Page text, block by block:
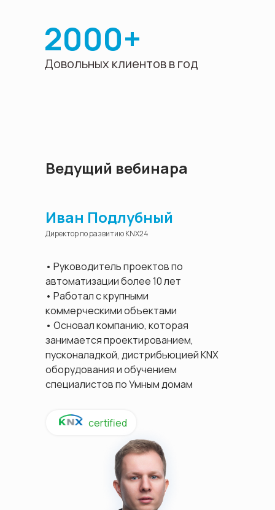
2000+
Довольных клиентов в год
Ведущий вебинара
Иван Подлубный
Директор по развитию KNX24
• Руководитель проектов по
автоматизации более 10 лет
• Работал с крупными
коммерческими объектами
• Основал компанию, которая
занимается проектированием,
пусконаладкой, дистрибьюцией KNX
оборудования и обучением
специалистов по Умным домам
certified